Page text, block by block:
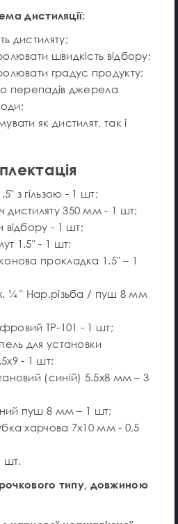
дистиляції:
дистиляту;
швидкість відбору;
градус продукту;
перепадів джерела
як дистилят, так і
з гільзою - 1 шт;
дистиляту 350 мм - 1 шт;
відбору - 1 шт;
1.5" - 1 шт;
прокладка 1.5" – 1
¼ " Нар.різьба / пуш 8 мм
TP-101 - 1 шт;
для установки
- 1 шт;
(синій) 5.5х8 мм – 3
пуш 8 мм – 1 шт;
харчова 7х10 мм - 0,5
шт.
типу, довжиною